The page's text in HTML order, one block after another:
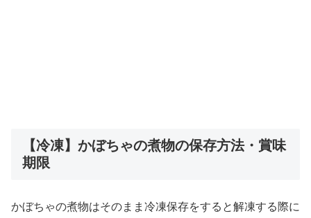
【冷凍】かぼちゃの煮物の保存方法・賞味
期限
かぼちゃの煮物はそのまま冷凍保存をすると解凍する際に